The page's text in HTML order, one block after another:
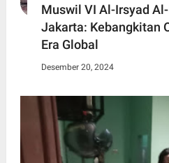
Muswil VI Al-Irsyad
Jakarta: Kebangkitan
Era Global
Desember 20, 2024